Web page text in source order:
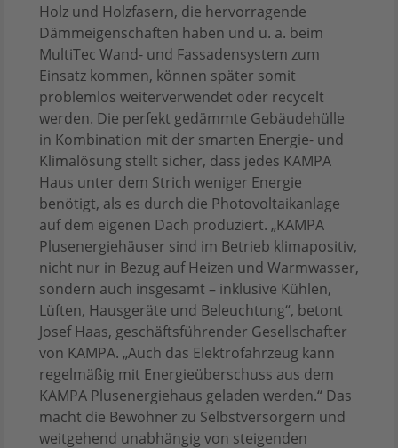
Holz und Holzfasern, die hervorragende
Dämmeigenschaften haben und u. a. beim
MultiTec Wand- und Fassadensystem zum
Einsatz kommen, können später somit
problemlos weiterverwendet oder recycelt
werden. Die perfekt gedämmte Gebäudehülle
in Kombination mit der smarten Energie- und
Klimalösung stellt sicher, dass jedes KAMPA
Haus unter dem Strich weniger Energie
benötigt, als es durch die Photovoltaikanlage
auf dem eigenen Dach produziert. „KAMPA
Plusenergiehäuser sind im Betrieb klimapositiv,
nicht nur in Bezug auf Heizen und Warmwasser,
sondern auch insgesamt – inklusive Kühlen,
Lüften, Hausgeräte und Beleuchtung“, betont
Josef Haas, geschäftsführender Gesellschafter
von KAMPA. „Auch das Elektrofahrzeug kann
regelmäßig mit Energieüberschuss aus dem
KAMPA Plusenergiehaus geladen werden.“ Das
macht die Bewohner zu Selbstversorgern und
weitgehend unabhängig von steigenden